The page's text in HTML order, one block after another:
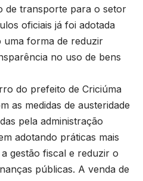
de transporte para o setor
oficiais já foi adotada
uma forma de reduzir
no uso de bens
do prefeito de Criciúma
as medidas de austeridade
pela administração
adotando práticas mais
gestão fiscal e reduzir o
públicas. A venda de